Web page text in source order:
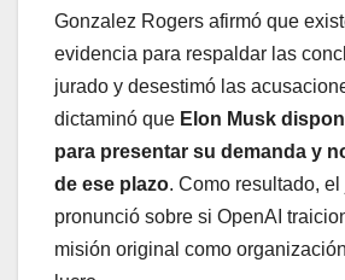
Gonzalez Rogers afirmó que
evidencia para respaldar las
jurado y desestimó las
dictaminó que Elon Musk
para presentar su demanda y
de ese plazo. Como resultado,
pronunció sobre si OpenAI
misión original como